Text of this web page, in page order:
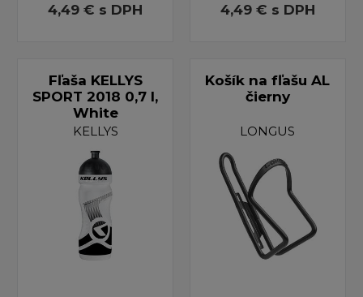
4,49 € s DPH 4,49 € s DPH
Fľaša KELLYS
SPORT 2018 0,7 l,
White
KELLYS
Košík na fľašu AL
čierny
LONGUS